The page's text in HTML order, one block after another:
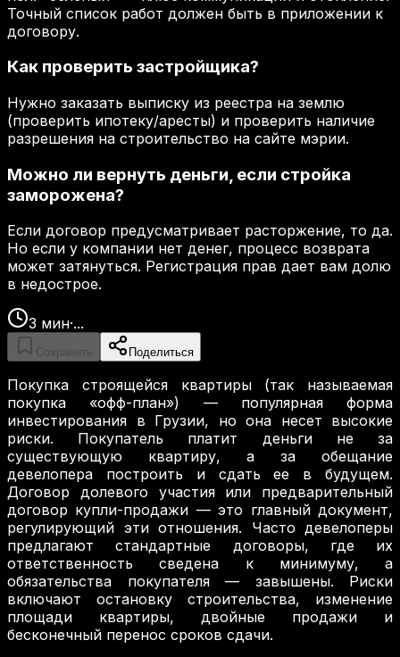
Точный список работ должен быть в приложении к
договору.
Как проверить застройщика?
Нужно заказать выписку из реестра на землю
(проверить ипотеку/аресты) и проверить наличие
разрешения на строительство на сайте мэрии.
Можно ли вернуть деньги, если стройка
заморожена?
Если договор предусматривает расторжение, то да.
Но если у компании нет денег, процесс возврата
может затянуться. Регистрация прав дает вам долю
в недострое.
3 мин·...
Сохранить Поделиться
Покупка строящейся квартиры (так называемая
покупка «офф-план») — популярная форма
инвестирования в Грузии, но она несет высокие
риски. Покупатель платит деньги не за
существующую квартиру, а за обещание
девелопера построить и сдать ее в будущем.
Договор долевого участия или предварительный
договор купли-продажи — это главный документ,
регулирующий эти отношения. Часто девелоперы
предлагают стандартные договоры, где их
ответственность сведена к минимуму, а
обязательства покупателя — завышены. Риски
включают остановку строительства, изменение
площади квартиры, двойные продажи и
бесконечный перенос сроков сдачи.